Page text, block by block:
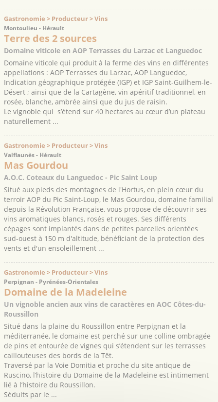
Gastronomie > Producteur > Vins
Montoulieu - Hérault
Terre des 2 sources
Domaine viticole en AOP Terrasses du Larzac et Languedoc
Domaine viticole qui produit à la ferme des vins en différentes
appellations : AOP Terrasses du Larzac, AOP Languedoc,
Indication géographique protégée (IGP) et IGP Saint-Guilhem-le-
Désert ; ainsi que de la Cartagène, vin apéritif traditionnel, en
rosée, blanche, ambrée ainsi que du jus de raisin.
Le vignoble qui s’étend sur 40 hectares au cœur d’un plateau
naturellement ...
Gastronomie > Producteur > Vins
Valflaunès - Hérault
Mas Gourdou
A.O.C. Coteaux du Languedoc - Pic Saint Loup
Situé aux pieds des montagnes de l'Hortus, en plein cœur du
terroir AOP du Pic Saint-Loup, le Mas Gourdou, domaine familial
depuis la Révolution Française, vous propose de découvrir ses
vins aromatiques blancs, rosés et rouges. Ses différents
cépages sont implantés dans de petites parcelles orientées
sud-ouest à 150 m d'altitude, bénéficiant de la protection des
vents et d'un ensoleillement ...
Gastronomie > Producteur > Vins
Perpignan - Pyrénées-Orientales
Domaine de la Madeleine
Un vignoble ancien aux vins de caractères en AOC Côtes-du-
Roussillon
Situé dans la plaine du Roussillon entre Perpignan et la
méditerranée, le domaine est perché sur une colline ombragée
de pins et entourée de vignes qui s’étendent sur les terrasses
caillouteuses des bords de la Têt.
Traversé par la Voie Domitia et proche du site antique de
Ruscino, l’histoire du Domaine de la Madeleine est intimement
lié à l’histoire du Roussillon.
Séduits par le ...